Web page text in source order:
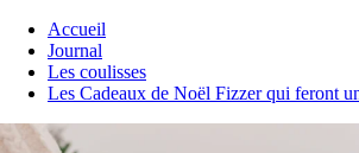
Accueil
Journal
Les coulisses
Les Cadeaux de Noël Fizzer qui feront